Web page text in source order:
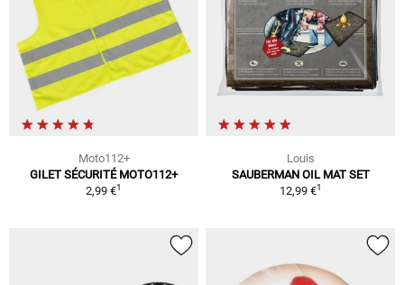
Moto112+
GILET SÉCURITÉ MOTO112+
2,99 €1
Louis
SAUBERMAN OIL MAT SET
12,99 €1